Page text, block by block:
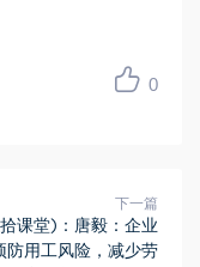
0
下一篇
课堂)：唐毅：企业
防用工风险，减少劳